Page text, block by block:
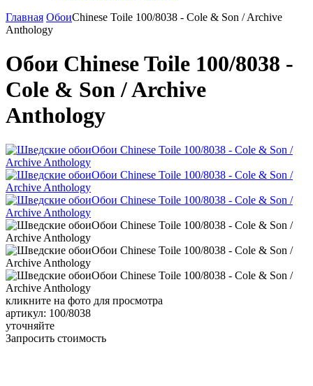
Главная ОбоиChinese Toile 100/8038 - Cole & Son / Archive
Anthology
Обои Chinese Toile 100/8038 -
Cole & Son / Archive
Anthology
кликните на фото для просмотра
артикул: 100/8038
уточняйте
Запросить стоимость